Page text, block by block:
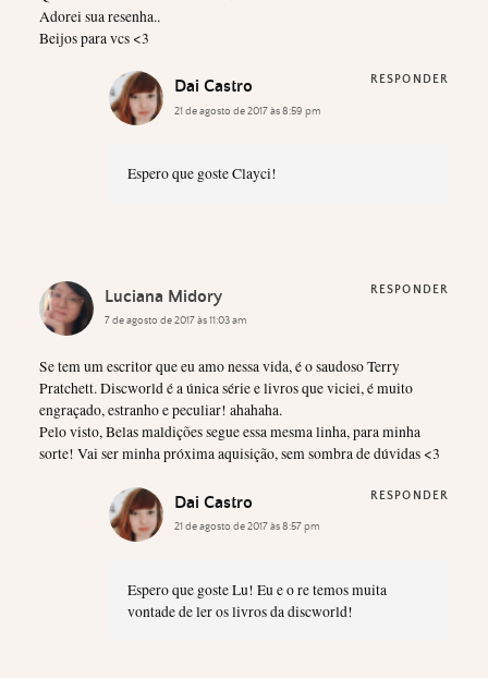
Adorei sua resenha..
Beijos para vcs <3
Dai Castro
21 de agosto de 2017 às 8:59 pm
Espero que goste Clayci!
RESPONDER
Luciana Midory
7 de agosto de 2017 às 11:03 am
Se tem um escritor que eu amo nessa vida, é o saudoso Terry
Pratchett. Discworld é a única série e livros que viciei, é muito
engraçado, estranho e peculiar! ahahaha.
Pelo visto, Belas maldições segue essa mesma linha, para minha
sorte! Vai ser minha próxima aquisição, sem sombra de dúvidas <3
RESPONDER
Dai Castro
21 de agosto de 2017 às 8:57 pm
Espero que goste Lu! Eu e o re temos muita
vontade de ler os livros da discworld!
RESPONDER